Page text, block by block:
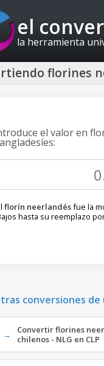
el
la herramienta
florines
el valor en
florín neerlandésfue la
hasta su reemplazo
conversiones de
Convertir florines
chilenos - NLG en CLP